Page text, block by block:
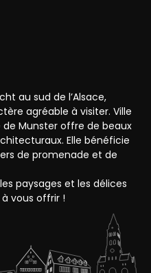
au sud de l’Alsace,
agréable à visiter. Ville
de Munster offre de beaux
Elle bénéficie
de promenade et de
paysages et les délices
vous offrir !